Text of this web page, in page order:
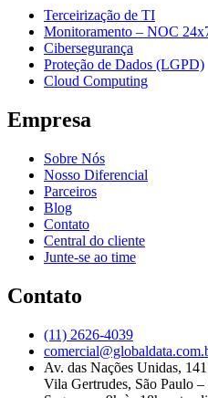
Terceirização de TI
Monitoramento – NOC
Cibersegurança
Proteção de Dados (LGPD)
Cloud Computing
Empresa
Sobre Nós
Nosso Diferencial
Parceiros
Blog
Contato
Central do cliente
Junte-se ao time
Contato
(11) 2626-4039
Av. das Nações Unidas,
Vila Gertrudes, São Paulo –